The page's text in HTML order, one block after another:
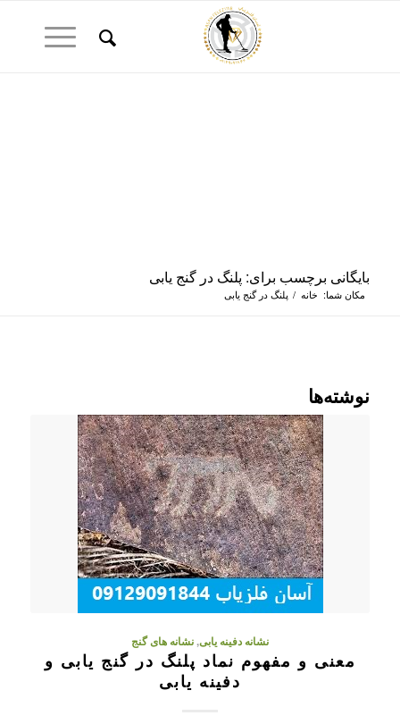
بایگانی برچسب برای: پلنگ در گنج یابی
مکان شما: خانه / پلنگ در گنج یابی
نوشته‌ها
نشانه دفینه یابی,نشانه های گنج
معنی و مفهوم نماد پلنگ در گنج یابی و
دفینه یابی